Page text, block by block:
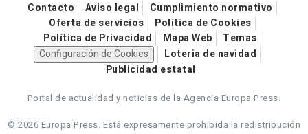
Contacto Aviso legal
Cumplimiento normativo
Oferta de servicios
Política de Cookies
Política de Privacidad
Mapa Web
Temas
Configuración de Cookies
Loteria de navidad
Publicidad estatal
Portal de actualidad y noticias de la Agencia Europa Press.
© 2026 Europa Press. Está expresamente prohibida la redistribución